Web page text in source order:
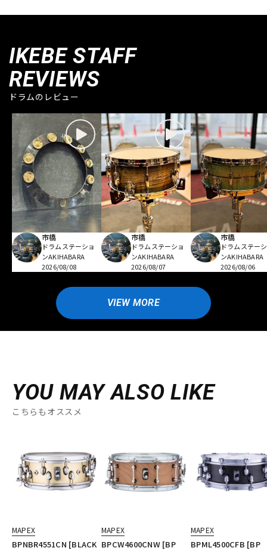
IKEBE STAFF
REVIEWS
ドラムのレビュー
市橋
ドラムステーショ
ンAKIHABARA
2026/08/08
市橋
ドラムステーショ
ンAKIHABARA
2026/08/07
市橋
ドラムステー
ンAKIHABARA
2026/08/06
VIEW MORE
YOU MAY ALSO LIKE
こちらもオススメ
MAPEX
BPNBR4551CN [BLACK
MAPEX
BPCW4600CNW [BP
MAPEX
BPML4500CFB [BP